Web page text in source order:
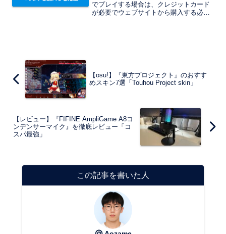
でプレイする場合は、クレジットカード
が必要でウェブサイトから購入する必要
【osu!】『東方プロジェクト』のおすす
めスキン7選「Touhou Project skin」
【レビュー】『FIFINE AmpliGame A8コ
ンデンサーマイク』を徹底レビュー「コ
スパ最強」
この記事を書いた人